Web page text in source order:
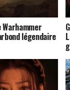
légendaire